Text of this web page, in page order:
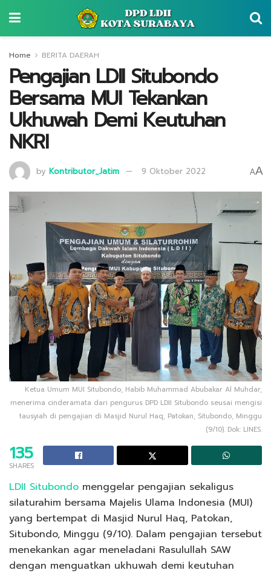
Home BERITA DAERAH
Pengajian LDII Situbondo
Bersama MUI Tekankan
Ukhuwah Demi Keutuhan
NKRI
by Kontributor_Jatim 9 Oktober 2022 AA
Ketua Umum MUI Situbondo, Habib Muhammad Abubakar Al Muhdar,
menerima cinderamata dari pengurus DPD LDII Situbondo seusai mengisi
tausyiah di pengajian di Masjid Nurul Haq, Patokan, Situbondo, Minggu
(9/10). Dok: LINES.
135
SHARES
LDII Situbondo menggelar pengajian sekaligus
silaturahim bersama Majelis Ulama Indonesia (MUI)
yang bertempat di Masjid Nurul Haq, Patokan,
Situbondo, Minggu (9/10). Dalam pengajian tersebut
menekankan agar meneladani Rasulullah SAW
dengan menguatkan ukhuwah demi keutuhan